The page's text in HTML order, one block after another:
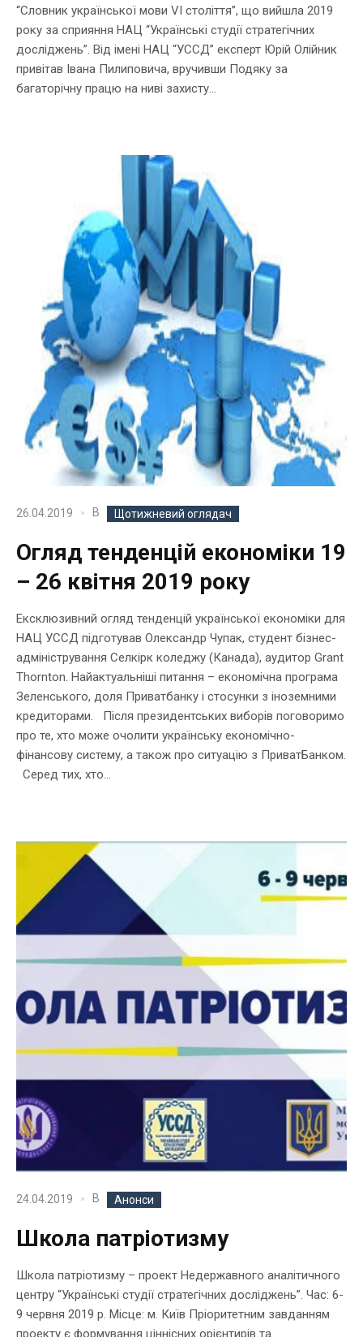
“Словник української мови VІ століття”, що вийшла 2019
року за сприяння НАЦ “Українські студії стратегічних
досліджень”. Від імені НАЦ “УССД” експерт Юрій Олійник
привітав Івана Пилиповича, вручивши Подяку за
багаторічну працю на ниві захисту...
26.04.2019 В Щотижневий оглядач
Огляд тенденцій економіки 19
– 26 квітня 2019 року
Ексклюзивний огляд тенденцій української економіки для
НАЦ УССД підготував Олександр Чупак, студент бізнес-
адміністрування Селкірк коледжу (Канада), аудитор Grant
Thornton. Найактуальніші питання – економічна програма
Зеленського, доля Приватбанку і стосунки з іноземними
кредиторами. Після президентських виборів поговоримо
про те, хто може очолити українську економічно-
фінансову систему, а також про ситуацію з ПриватБанком.
Серед тих, хто...
24.04.2019 В Анонси
Школа патріотизму
Школа патріотизму – проект Недержавного аналітичного
центру “Українські студії стратегічних досліджень”. Час: 6-
9 червня 2019 р. Місце: м. Київ Пріоритетним завданням
проекту є формування ціннісних орієнтирів та